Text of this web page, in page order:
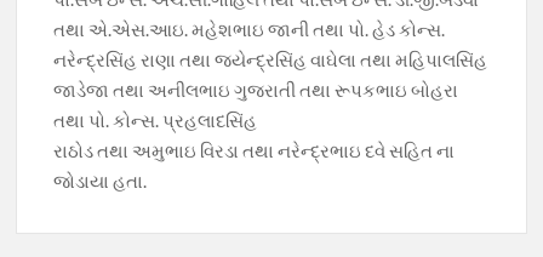
તથા એ.એસ.આઇ. મહેશભાઇ જાની તથા પો. હેડ કોન્સ.
નરેન્દ્રસિંહ રાણા તથા જયેન્દ્રસિંહ વાઘેલા તથા મહિપાલસિંહ
જાડેજા તથા અનીલભાઇ ગુજરાતી તથા રૂપકભાઇ બોહરા
તથા પો. કોન્સ. પ્રહલાદસિંહ
રાઠોડ તથા અમુભાઇ વિરડા તથા નરેન્દ્રભાઇ દવે સહિત ના
જોડાયા હતા.